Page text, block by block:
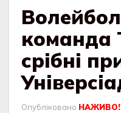
команда
срібні
Опубліковано НАЖИВО!